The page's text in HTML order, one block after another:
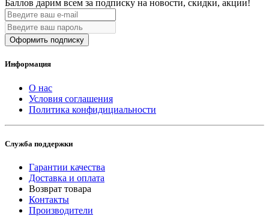
Баллов дарим всем за подписку на новости, скидки, акции!
Оформить подписку
Информация
О нас
Условия соглашения
Политика конфидициальности
Служба поддержки
Гарантии качества
Доставка и оплата
Возврат товара
Контакты
Производители